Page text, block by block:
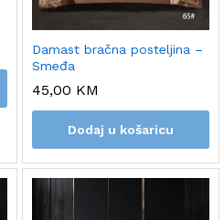
Damast bračna posteljina –
Smeđa
45,00 KM
Dodaj u košaricu